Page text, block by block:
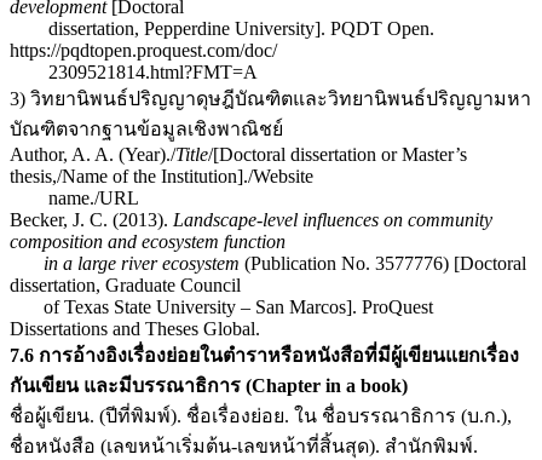
development[Doctoral
dissertation, Pepperdine University]. PQDT Open.
https://pqdtopen.proquest.com/doc/
2309521814.html?FMT=A
3) วิทยานิพนธ์ปริญญาดุษฎีบัณฑิตและวิทยานิพนธ์ปริญญามหา
บัณฑิตจากฐานข้อมูลเชิงพาณิชย์
Author, A. A. (Year)./Title/[Doctoral dissertation or Master’s
thesis,/Name of the Institution]./Website
name./URL
Becker, J. C. (2013). Landscape-level influences on community
composition and ecosystem function
in a large river ecosystem (Publication No. 3577776) [Doctoral
dissertation, Graduate Council
of Texas State University – San Marcos]. ProQuest
Dissertations and Theses Global.
7.6 การอ้างอิงเรื่องย่อยในตำราหรือหนังสือที่มีผู้เขียนแยกเรื่อง
กันเขียน และมีบรรณาธิการ (Chapter in a book)
ชื่อผู้เขียน. (ปีที่พิมพ์). ชื่อเรื่องย่อย. ใน ชื่อบรรณาธิการ (บ.ก.),
ชื่อหนังสือ (เลขหน้าเริ่มต้น-เลขหน้าที่สิ้นสุด). สำนักพิมพ์.